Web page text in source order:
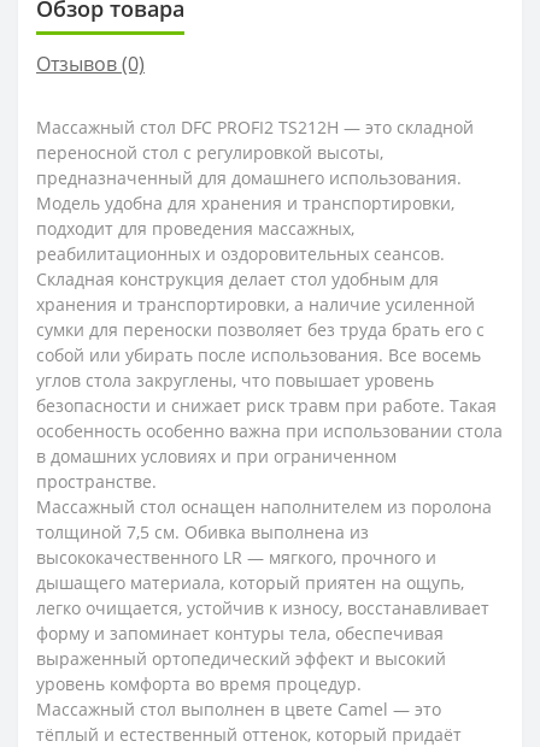
Обзор товара
Отзывов (0)
Массажный стол DFC PROFI2 TS212H — это складной
переносной стол с регулировкой высоты,
предназначенный для домашнего использования.
Модель удобна для хранения и транспортировки,
подходит для проведения массажных,
реабилитационных и оздоровительных сеансов.
Складная конструкция делает стол удобным для
хранения и транспортировки, а наличие усиленной
сумки для переноски позволяет без труда брать его с
собой или убирать после использования. Все восемь
углов стола закруглены, что повышает уровень
безопасности и снижает риск травм при работе. Такая
особенность особенно важна при использовании стола
в домашних условиях и при ограниченном
пространстве.
Массажный стол оснащен наполнителем из поролона
толщиной 7,5 см. Обивка выполнена из
высококачественного LR — мягкого, прочного и
дышащего материала, который приятен на ощупь,
легко очищается, устойчив к износу, восстанавливает
форму и запоминает контуры тела, обеспечивая
выраженный ортопедический эффект и высокий
уровень комфорта во время процедур.
Массажный стол выполнен в цвете Camel — это
тёплый и естественный оттенок, который придаёт